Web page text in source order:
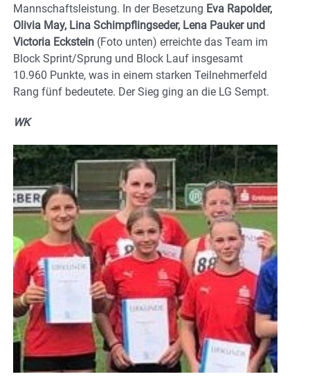
Mannschaftsleistung. In der Besetzung Eva Rapolder,
Olivia May, Lina Schimpflingseder, Lena Pauker und
Victoria Eckstein (Foto unten) erreichte das Team im
Block Sprint/Sprung und Block Lauf insgesamt
10.960 Punkte, was in einem starken Teilnehmerfeld
Rang fünf bedeutete. Der Sieg ging an die LG Sempt.
WK